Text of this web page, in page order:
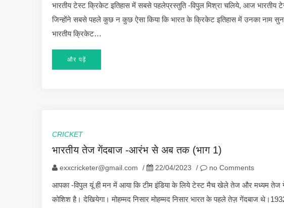
भारतीय टेस्ट क्रिकेट इतिहास में सबसे पहलेप्रस्तुति -विपुल मिश्रा चलिये, आज भारतीय
जिन्होंने सबसे पहले कुछ न कुछ ऐसा किया कि भारत के क्रिकेट इतिहास में उनका नाम
भारतीय क्रिकेट…
और पढ़ें
CRICKET
भारतीय तेज गेंदबाज -आरंभ से अब तक (भाग 1)
exxcricketer@gmail.com / 22/04/2023 / no Comments
आपका -विपुल यूं ही मन में आया कि टीम इंडिया के लिये टेस्ट मैच खेले तेज और मध्यम तेज
कोशिश है। देखियेगा। मोहम्मद निसार मोहम्मद निसार भारत के पहले तेज़ गेंदबाज